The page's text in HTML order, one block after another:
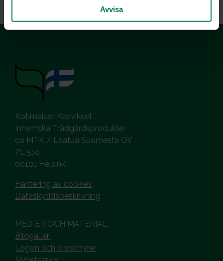
Avvisa
Kotimaiset Kasvikset
Inhemska Trädgårdsprodukter
co MTK / Laatua Suomesta OY
PL 510
00101 Helsinki
Hantering av cookies
Dataskyddsbeskrivning
MEDIER OCH MATERIAL
Bildgalleri
Logon och broschyrer